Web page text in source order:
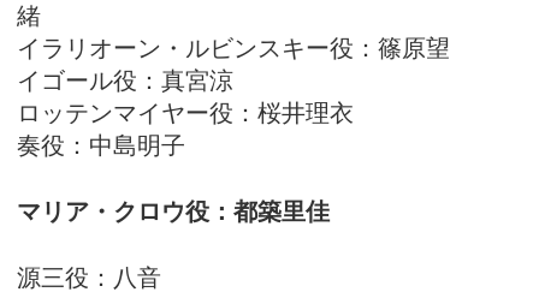
緒
イラリオーン・ルビンスキー役：篠原望
イゴール役：真宮涼
ロッテンマイヤー役：桜井理衣
奏役：中島明子
マリア・クロウ役：都築里佳
源三役：八音